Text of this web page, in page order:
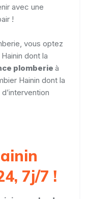
avec une
!
vous optez
dont la
plomberie à
Hainin dont la
7j/7 !